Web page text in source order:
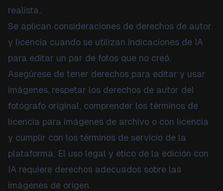
realista.
Se aplican consideraciones de derechos de autor
y licencia cuando se utilizan indicaciones de IA
para editar un par de fotos que no creó.
Asegúrese de tener derechos para editar y usar
imágenes, respetar los derechos de autor del
fotógrafo original, comprender los términos de
licencia para imágenes de archivo o con licencia
y cumplir con los términos de servicio de la
plataforma. El uso legal y ético de la edición con
IA requiere derechos adecuados sobre las
imágenes de origen.